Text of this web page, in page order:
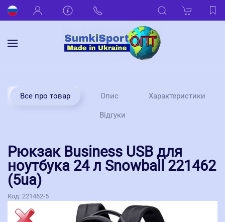
Все про товар Опис Характеристики
Відгуки
Рюкзак Business USB для
ноутбука 24 л Snowball 221462
(5ua)
Код: 221462-5